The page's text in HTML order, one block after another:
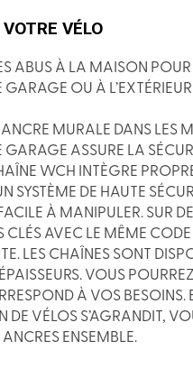
VÉLO
ABUS À LA MAISON POUR
OU À
ANCRE MURALE DANS LES
ASSURE LA
WCH INTÈGRE
SYSTÈME DE HAUTE
À MANIPULER. SUR
AVEC LE MÊME CODE
LES CHAÎNES SONT
VOUS
À VOS BESOINS.
DE VÉLOS S’AGRANDIT,
ENSEMBLE.